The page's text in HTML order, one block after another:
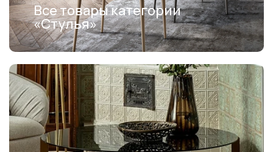
Все товары категории
«Стулья»